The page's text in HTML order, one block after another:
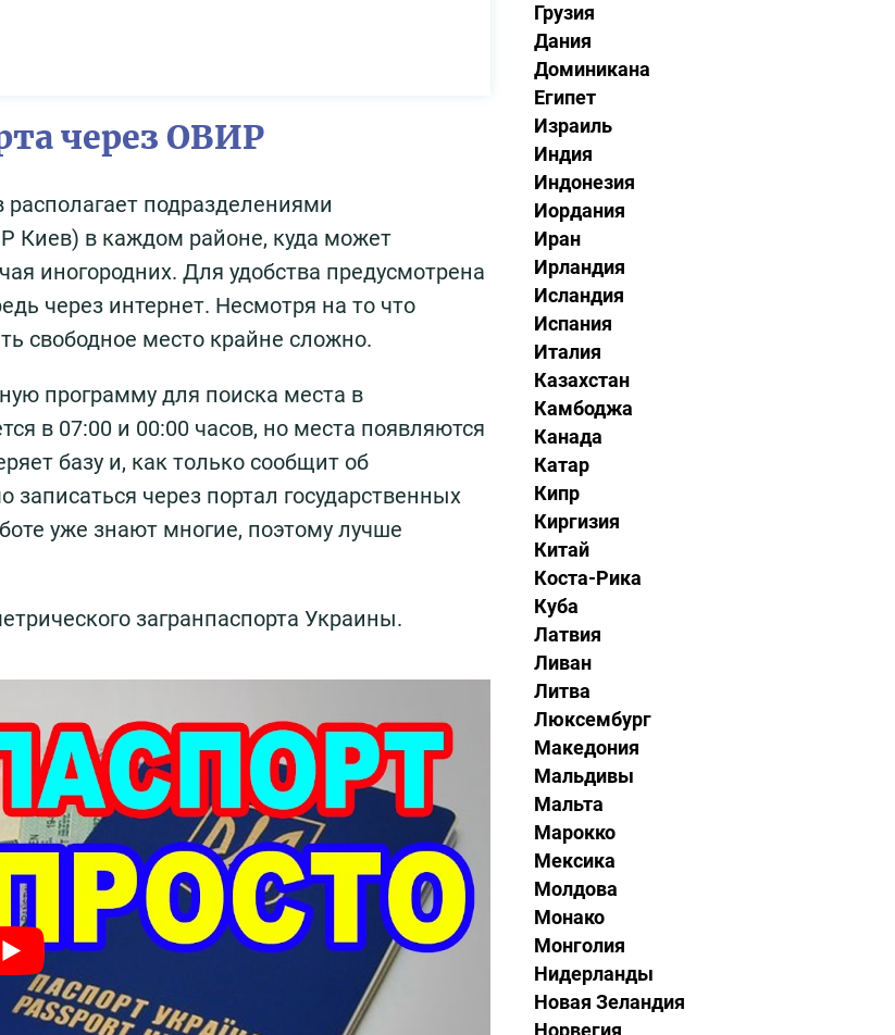
через ОВИР
располагает подразделениями
Киев) в каждом районе, куда может
иногородних. Для удобства предусмотрена
через интернет. Несмотря на то что
свободное место крайне сложно.
программу для поиска места в
в 07:00 и 00:00 часов, но места появляются
базу и, как только сообщит об
через портал государственных
уже знают многие, поэтому лучше
загранпаспорта Украины.
Грузия
Дания
Доминикана
Египет
Израиль
Индия
Индонезия
Иордания
Иран
Ирландия
Исландия
Испания
Италия
Казахстан
Камбоджа
Канада
Катар
Кипр
Киргизия
Китай
Коста-Рика
Куба
Латвия
Ливан
Литва
Люксембург
Македония
Мальдивы
Мальта
Марокко
Мексика
Молдова
Монако
Монголия
Нидерланды
Новая Зеландия
Норвегия